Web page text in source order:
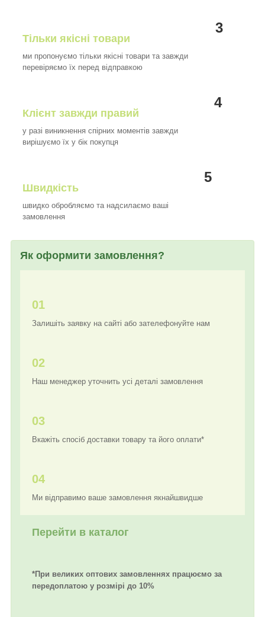
3
Тільки якісні товари
ми пропонуємо тільки якісні товари та завжди
перевіряємо їх перед відправкою
4
Клієнт завжди правий
у разі виникнення спірних моментів завжди
вирішуємо їх у бік покупця
5
Швидкість
швидко обробляємо та надсилаємо ваші
замовлення
Як оформити замовлення?
01
Залишіть заявку на сайті або зателефонуйте нам
02
Наш менеджер уточнить усі деталі замовлення
03
Вкажіть спосіб доставки товару та його оплати*
04
Ми відправимо ваше замовлення якнайшвидше
Перейти в каталог
*При великих оптових замовленнях працюємо за
передоплатою у розмірі до 10%